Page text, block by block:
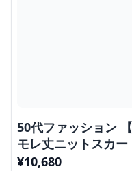
50代ファッション
モレ丈ニットスカー
¥10,680